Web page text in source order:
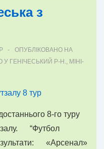
з
ОПУБЛІКОВАНО НА
У ГЕНІЧЕСЬКИЙ Р-Н.
МІНІ-
8-го туру
“Футбол
«Арсенал»